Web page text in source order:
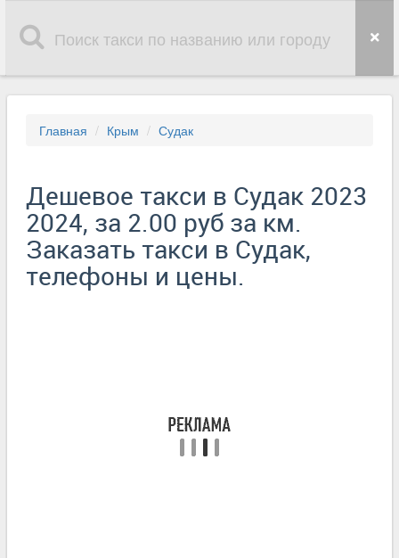
Главная Крым Судак
Дешевое такси в Судак 2023
2024, за 2.00 руб за км.
Заказать такси в Судак,
телефоны и цены.